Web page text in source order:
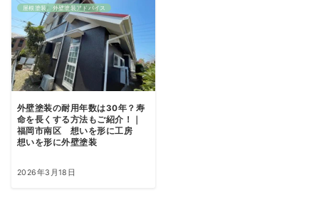
屋根塗装、外壁塗装アドバイス
外壁塗装の耐用年数は30年？寿
命を長くする方法もご紹介！｜
福岡市南区 想いを形に工房
想いを形に外壁塗装
2026年3月18日